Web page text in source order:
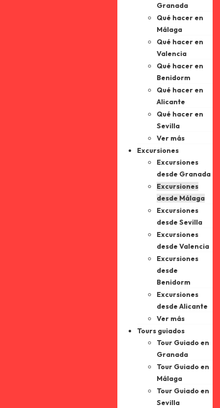
Granada
Qué hacer en
Málaga
Qué hacer en
Valencia
Qué hacer en
Benidorm
Qué hacer en
Alicante
Qué hacer en
Sevilla
Ver más
Excursiones
Excursiones
desde Granada
Excursiones
desde Málaga
Excursiones
desde Sevilla
Excursiones
desde Valencia
Excursiones
desde
Benidorm
Excursiones
desde Alicante
Ver más
Tours guiados
Tour Guiado en
Granada
Tour Guiado en
Málaga
Tour Guiado en
Sevilla